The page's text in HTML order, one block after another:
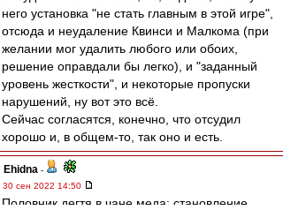
него установка "не стать главным в этой игре",
отсюда и неудаление Квинси и Малкома (при
желании мог удалить любого или обоих,
решение оправдали бы легко), и "заданный
уровень жесткости", и некоторые пропуски
нарушений, ну вот это всё.
Сейчас согласятся, конечно, что отсудил
хорошо и, в общем-то, так оно и есть.
Ehidna -
30 сен 2022 14:50
Половник дегтя в чане меда: становление